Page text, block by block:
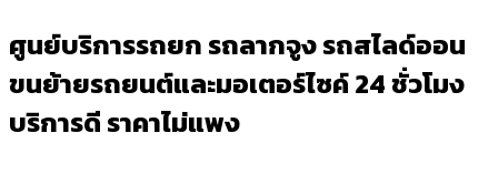
ศูนย์บริการรถยก รถลากจูง รถสไลด์ออน
ขนย้ายรถยนต์และมอเตอร์ไซค์ 24 ชั่วโมง
บริการดี ราคาไม่แพง